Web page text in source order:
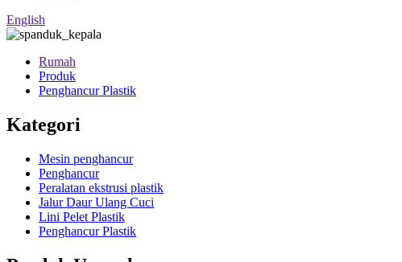
English
Rumah
Produk
Penghancur Plastik
Kategori
Mesin penghancur
Penghancur
Peralatan ekstrusi plastik
Jalur Daur Ulang Cuci
Lini Pelet Plastik
Penghancur Plastik